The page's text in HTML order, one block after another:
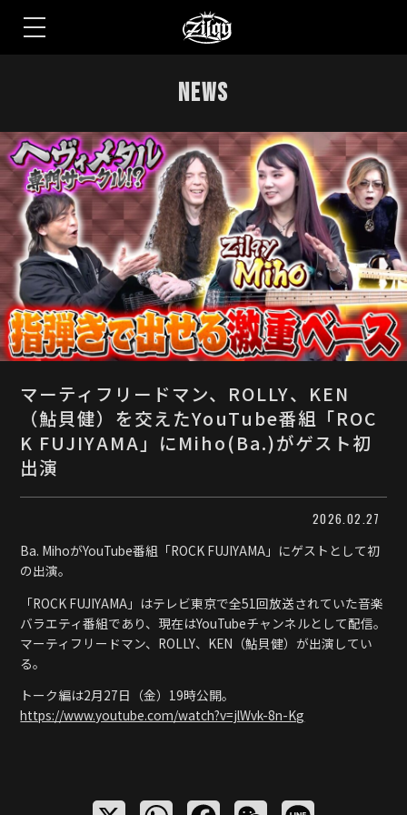
k
i
p
o
t
h
e
c
o
n
t
e
n
t
NEWS
マーティフリードマン、ROLLY、KEN
（鮎貝健）を交えたYouTube番組「ROC
K FUJIYAMA」にMiho(Ba.)がゲスト初
出演
2026.02.27
Ba. MihoがYouTube番組「ROCK FUJIYAMA」にゲストとして初
の出演。
「ROCK FUJIYAMA」はテレビ東京で全51回放送されていた音楽
バラエティ番組であり、現在はYouTubeチャンネルとして配信。
マーティフリードマン、ROLLY、KEN（鮎貝健）が出演してい
る。
トーク編は2月27日（金）19時公開。
https://www.youtube.com/watch?v=jlWvk-8n-Kg